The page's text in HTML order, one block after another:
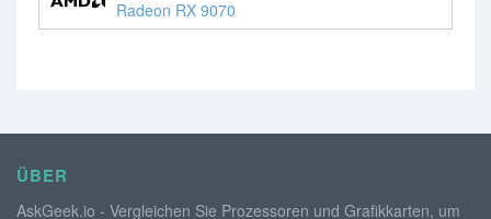
Radeon RX 9070
ÜBER
AskGeek.io - Vergleichen Sie Prozessoren und Grafikkarten, um